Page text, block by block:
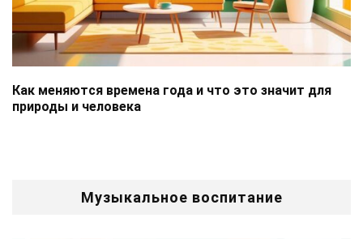
Как меняются времена года и что это значит для
природы и человека
Музыкальное воспитание